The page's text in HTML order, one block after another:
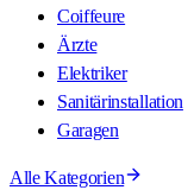
Coiffeure
Ärzte
Elektriker
Sanitärinstallation
Garagen
Alle Kategorien